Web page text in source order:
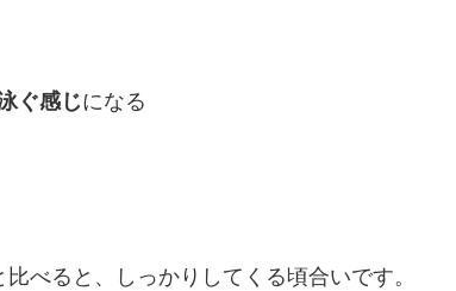
ぐ感じになる
べると、しっかりしてくる頃合いです。